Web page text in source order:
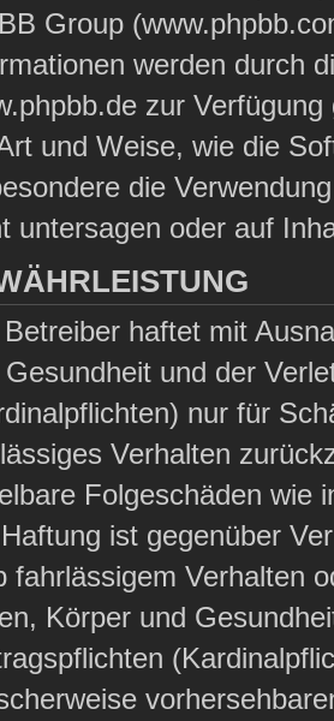
Group
werden durch
zur
und Weise, wie die
die
untersagen oder auf
Betreiber haftet mit
Gesundheit und der
nur für
Verhalten
Folgeschäden wie
ist gegenüber
fahrlässigem Verhalten
Körper und